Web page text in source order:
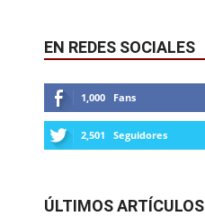
EN REDES SOCIALES
1,000 Fans
2,501 Seguidores
ÚLTIMOS ARTÍCULOS